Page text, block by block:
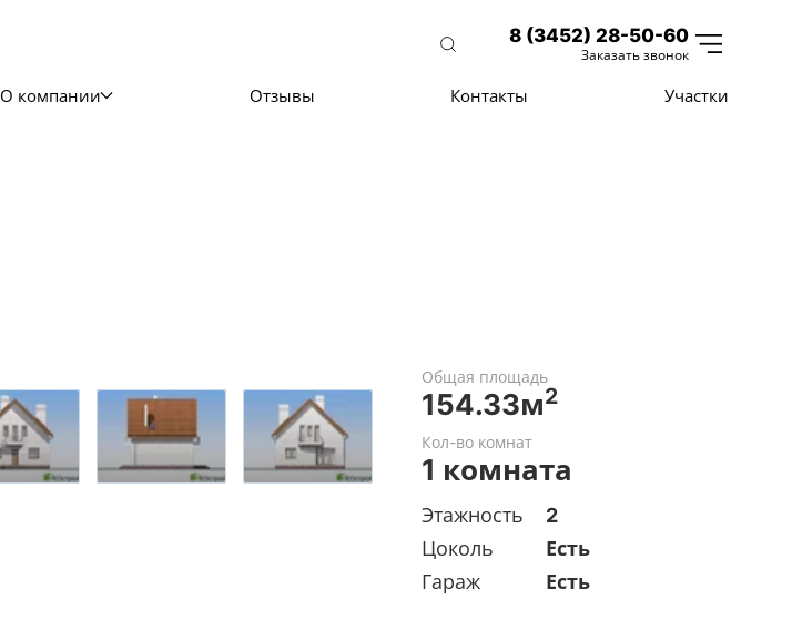
8 (3452) 28-50-60
Заказать звонок
О компании Отзывы Контакты Участки
Общая площадь
154.33м2
Кол-во комнат
1 комната
Этажность
2
Цоколь
Есть
Гараж
Есть